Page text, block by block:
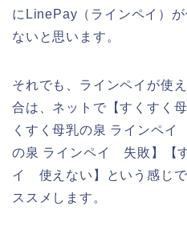
にLinePay（ラインペイ）
ないと思います。
それでも、ラインペイが使
合は、ネットで【すくすく
くすく母乳の泉 ラインペ
の泉 ラインペイ 失敗】【
イ 使えない】という感じ
ススメします。